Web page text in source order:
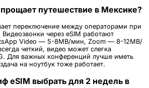
путешествие в Мексике?
переключение между операторами при
через eSIM работают
Video — 5-8MB/мин, Zoom — 8-12MB/
четкий, видео может слегка
Для важных конференций лучше иметь
на ноутбук тоже работает.
eSIM выбрать для 2 недель в